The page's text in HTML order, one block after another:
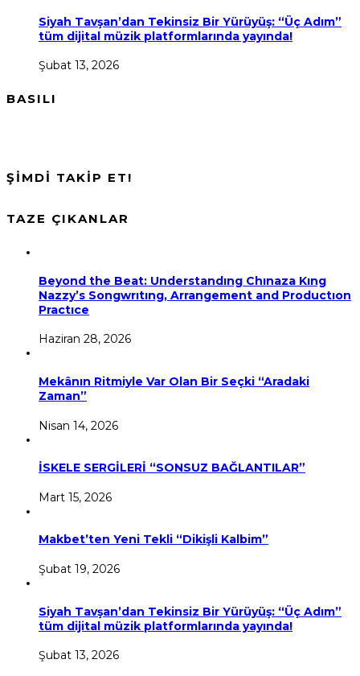
Siyah Tavşan’dan Tekinsiz Bir Yürüyüş: “Üç Adım”
tüm dijital müzik platformlarında yayında!
Şubat 13, 2026
BASILI
ŞİMDİ TAKİP ET!
TAZE ÇIKANLAR
Beyond the Beat: Understandıng Chınaza Kıng
Nazzy’s Songwrıtıng, Arrangement and Productıon
Practıce
Haziran 28, 2026
Mekânın Ritmiyle Var Olan Bir Seçki “Aradaki
Zaman”
Nisan 14, 2026
İSKELE SERGİLERİ “SONSUZ BAĞLANTILAR”
Mart 15, 2026
Makbet’ten Yeni Tekli “Dikişli Kalbim”
Şubat 19, 2026
Siyah Tavşan’dan Tekinsiz Bir Yürüyüş: “Üç Adım”
tüm dijital müzik platformlarında yayında!
Şubat 13, 2026